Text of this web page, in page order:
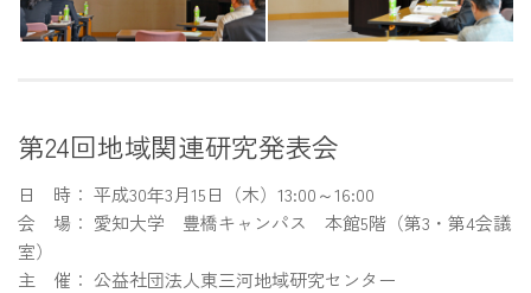
第24回地域関連研究発表会
日 時： 平成30年3月15日（木）13:00～16:00
会 場： 愛知大学 豊橋キャンパス 本館5階（第3・第4会議
室）
主 催： 公益社団法人東三河地域研究センター